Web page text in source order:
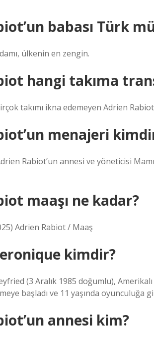
babası Türk
ülkenin en zengin.
hangi takıma
takımı ikna edemeyen Adrien Rabiot
menajeri
Rabiot’un annesi ve yöneticisi
maaşı ne kadar?
Adrien Rabiot / Maaş
kimdir?
(3 Aralık 1985 doğumlu),
başladı ve 11 yaşında oyunculuğa
annesi kim?